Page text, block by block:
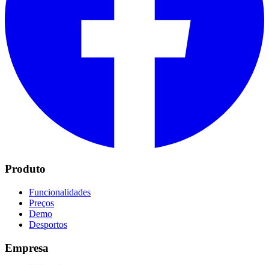
Produto
Funcionalidades
Preços
Demo
Desportos
Empresa